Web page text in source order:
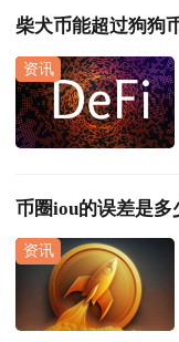
柴犬币能超过狗狗
币圈iou的误差是多